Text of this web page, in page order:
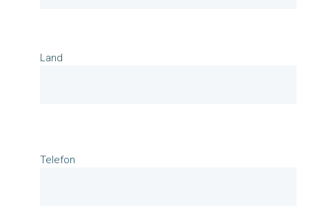
Land
Telefon